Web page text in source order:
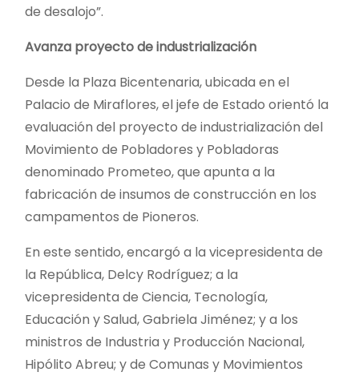
de desalojo”.
Avanza proyecto de industrialización
Desde la Plaza Bicentenaria, ubicada en el
Palacio de Miraflores, el jefe de Estado orientó la
evaluación del proyecto de industrialización del
Movimiento de Pobladores y Pobladoras
denominado Prometeo, que apunta a la
fabricación de insumos de construcción en los
campamentos de Pioneros.
En este sentido, encargó a la vicepresidenta de
la República, Delcy Rodríguez; a la
vicepresidenta de Ciencia, Tecnología,
Educación y Salud, Gabriela Jiménez; y a los
ministros de Industria y Producción Nacional,
Hipólito Abreu; y de Comunas y Movimientos